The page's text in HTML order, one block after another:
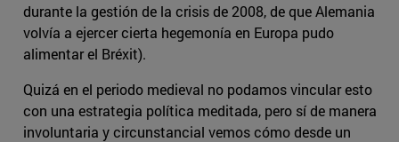
durante la gestión de la crisis de 2008, de que Alemania
volvía a ejercer cierta hegemonía en Europa pudo
alimentar el Bréxit).
Quizá en el periodo medieval no podamos vincular esto
con una estrategia política meditada, pero sí de manera
involuntaria y circunstancial vemos cómo desde un